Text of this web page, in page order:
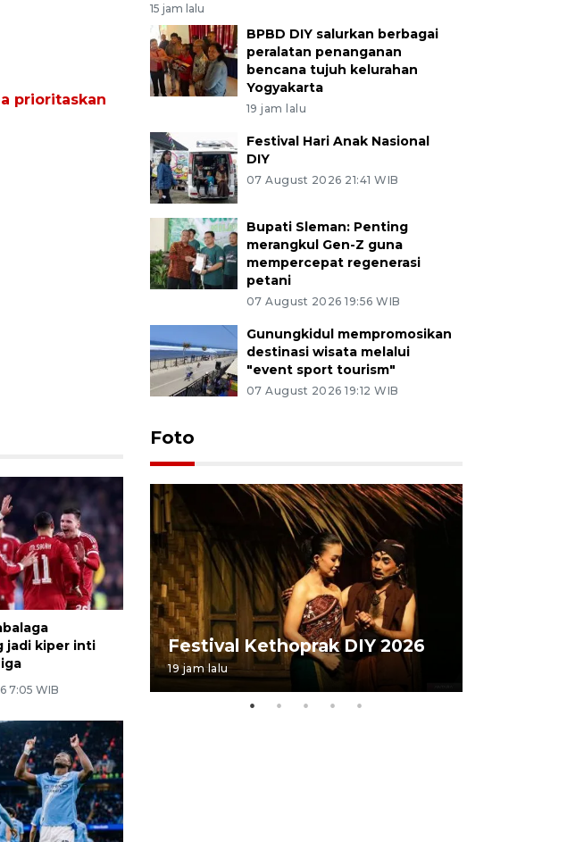
prioritaskan
jadi kiper inti
7:05 WIB
15 jam lalu
BPBD DIY salurkan berbagai
peralatan penanganan
bencana tujuh kelurahan
Yogyakarta
19 jam lalu
Festival Hari Anak Nasional
DIY
07 August 2026 21:41 WIB
Bupati Sleman: Penting
merangkul Gen-Z guna
mempercepat regenerasi
petani
07 August 2026 19:56 WIB
Gunungkidul mempromosikan
destinasi wisata melalui
"event sport tourism"
07 August 2026 19:12 WIB
Foto
DIY
Festival Kethoprak DIY 2026
19 jam lalu